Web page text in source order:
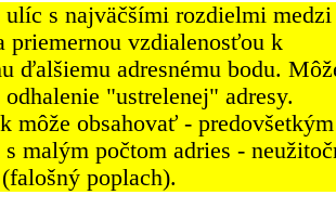
ulíc s najväčšími rozdielmi medzi
priemernou vzdialenosťou k
ďalšiemu adresnému bodu.
"ustrelenej" adresy.
môže obsahovať - predovšetkým
malým počtom adries -
poplach).